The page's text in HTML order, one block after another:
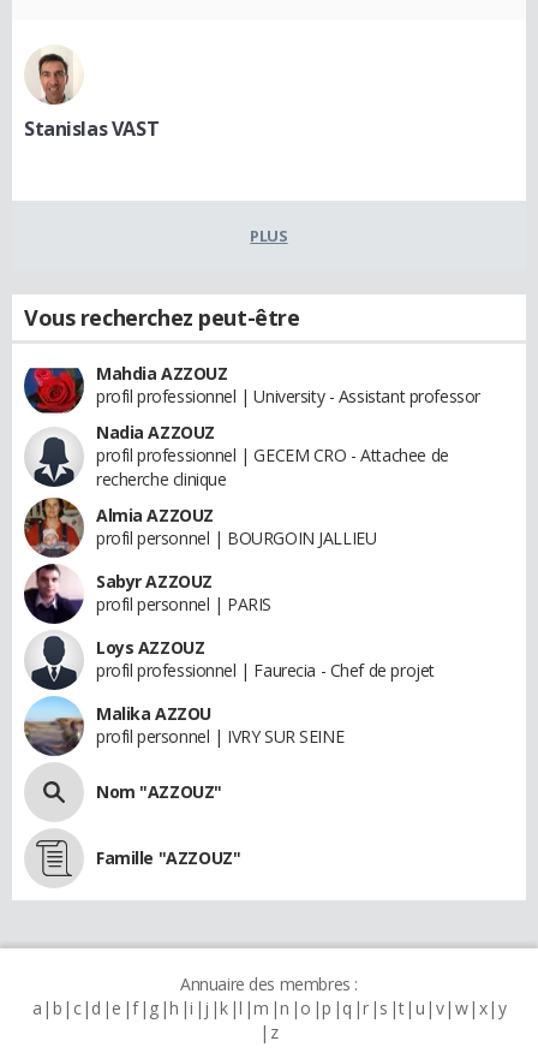
Stanislas VAST
PLUS
Vous recherchez peut-être
Mahdia AZZOUZ
profil professionnel | University - Assistant professor
Nadia AZZOUZ
profil professionnel | GECEM CRO - Attachee de
recherche clinique
Almia AZZOUZ
profil personnel | BOURGOIN JALLIEU
Sabyr AZZOUZ
profil personnel | PARIS
Loys AZZOUZ
profil professionnel | Faurecia - Chef de projet
Malika AZZOU
profil personnel | IVRY SUR SEINE
Nom "AZZOUZ"
Famille "AZZOUZ"
Annuaire des membres :
a b c d e f g h i j k l m n o p q r s t u v w x y
z